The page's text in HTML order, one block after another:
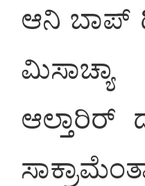
ಆನಿ ಬಾಪ್
ಮಿಸಾಚ್ಯಾ